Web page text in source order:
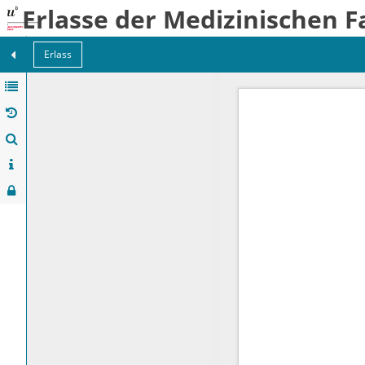
Erlasse der Medizinischen
Erlass